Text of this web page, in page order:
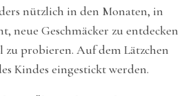
nützlich in den Monaten, in
neue Geschmäcker zu entdecken
zu probieren. Auf dem Lätzchen
Kindes eingestickt werden.